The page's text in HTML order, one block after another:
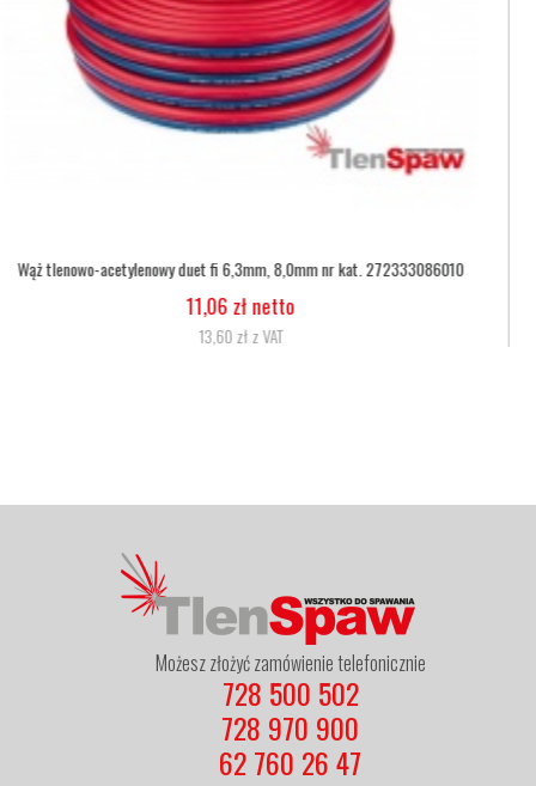
Wąż tlenowy fi 6,3
5,07 zł netto
6,24 zł z VAT
Możesz złożyć zamówienie telefonicznie
728 500 502
728 970 900
62 760 26 47